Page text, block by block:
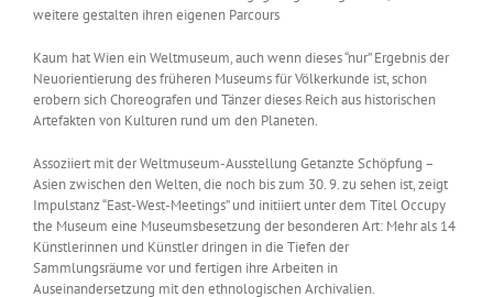
weitere gestalten ihren eigenen Parcours
Kaum hat Wien ein Weltmuseum, auch wenn dieses “nur” Ergebnis der
Neuorientierung des früheren Museums für Völkerkunde ist, schon
erobern sich Choreografen und Tänzer dieses Reich aus historischen
Artefakten von Kulturen rund um den Planeten.
Assoziiert mit der Weltmuseum-Ausstellung Getanzte Schöpfung –
Asien zwischen den Welten, die noch bis zum 30. 9. zu sehen ist, zeigt
Impulstanz “East-West-Meetings” und initiiert unter dem Titel Occupy
the Museum eine Museumsbesetzung der besonderen Art: Mehr als 14
Künstlerinnen und Künstler dringen in die Tiefen der
Sammlungsräume vor und fertigen ihre Arbeiten in
Auseinandersetzung mit den ethnologischen Archivalien.